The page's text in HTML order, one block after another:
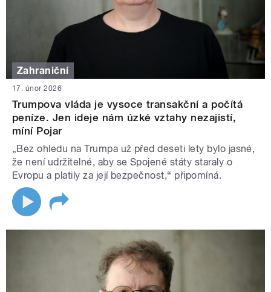
Zahraniční
17. únor 2026
Trumpova vláda je vysoce transakční a počítá
peníze. Jen ideje nám úzké vztahy nezajistí,
míní Pojar
„Bez ohledu na Trumpa už před deseti lety bylo jasné,
že není udržitelné, aby se Spojené státy staraly o
Evropu a platily za její bezpečnost,“ připomíná.